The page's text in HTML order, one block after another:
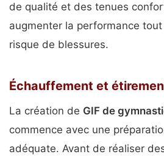
de qualité et des tenues
augmenter la performance
risque de blessures.
Échauffement et
La création de GIF de
commence avec une
adéquate. Avant de réaliser